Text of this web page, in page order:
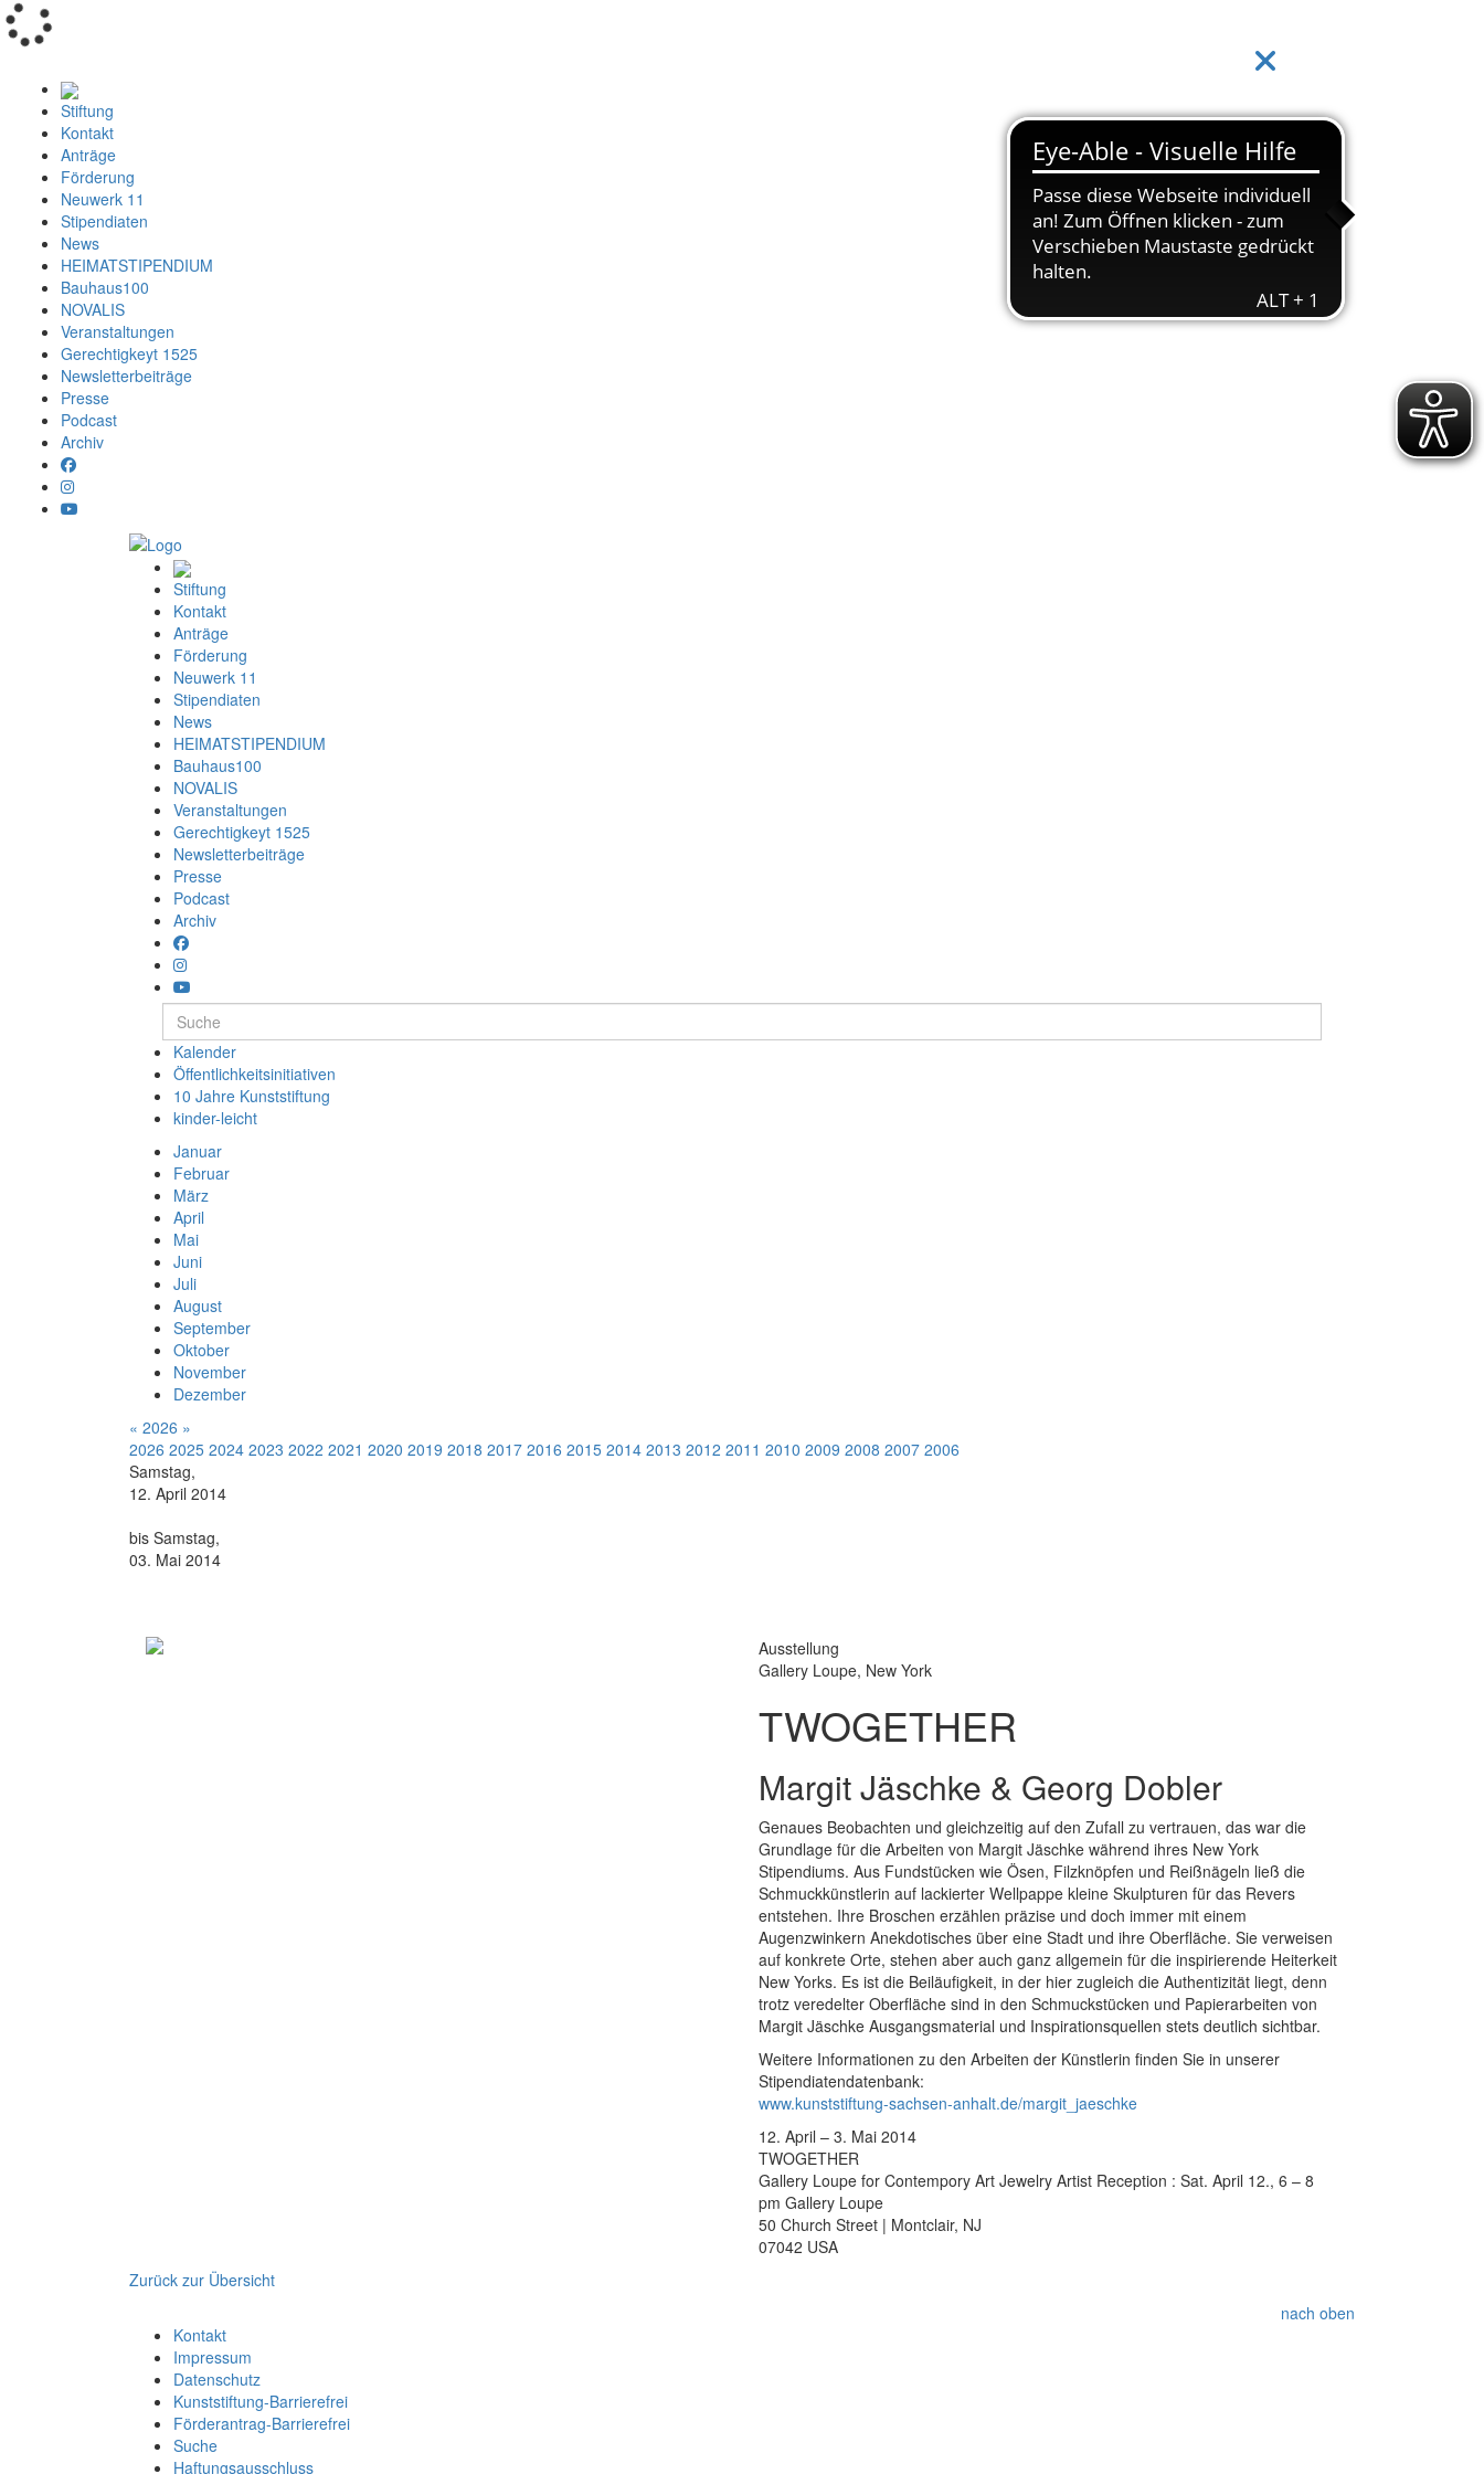
Stiftung
Kontakt
Anträge
Förderung
Neuwerk 11
Stipendiaten
News
HEIMATSTIPENDIUM
Bauhaus100
NOVALIS
Veranstaltungen
Gerechtigkeyt 1525
Newsletterbeiträge
Presse
Podcast
Archiv
Stiftung
Kontakt
Anträge
Förderung
Neuwerk 11
Stipendiaten
News
HEIMATSTIPENDIUM
Bauhaus100
NOVALIS
Veranstaltungen
Gerechtigkeyt 1525
Newsletterbeiträge
Presse
Podcast
Archiv
Kalender
Öffentlichkeitsinitiativen
10 Jahre Kunststiftung
kinder-leicht
Januar
Februar
März
April
Mai
Juni
Juli
August
September
Oktober
November
Dezember
« 2026 »
2026 2025 2024 2023 2022 2021 2020 2019 2018 2017 2016 2015 2014 2013 2012 2011 2010 2009 2008 2007 2006
Samstag,
12. April 2014
bis Samstag,
03. Mai 2014
Ausstellung
Gallery Loupe, New York
TWOGETHER
Margit Jäschke & Georg Dobler
Genaues Beobachten und gleichzeitig auf den Zufall zu vertrauen, das war die
Grundlage für die Arbeiten von Margit Jäschke während ihres New York
Stipendiums. Aus Fundstücken wie Ösen, Filzknöpfen und Reißnägeln ließ die
Schmuckkünstlerin auf lackierter Wellpappe kleine Skulpturen für das Revers
entstehen. Ihre Broschen erzählen präzise und doch immer mit einem
Augenzwinkern Anekdotisches über eine Stadt und ihre Oberfläche. Sie verweisen
auf konkrete Orte, stehen aber auch ganz allgemein für die inspirierende Heiterkeit
New Yorks. Es ist die Beiläufigkeit, in der hier zugleich die Authentizität liegt, denn
trotz veredelter Oberfläche sind in den Schmuckstücken und Papierarbeiten von
Margit Jäschke Ausgangsmaterial und Inspirationsquellen stets deutlich sichtbar.
Weitere Informationen zu den Arbeiten der Künstlerin finden Sie in unserer
Stipendiatendatenbank:
www.kunststiftung-sachsen-anhalt.de/margit_jaeschke
12. April – 3. Mai 2014
TWOGETHER
Gallery Loupe for Contempory Art Jewelry Artist Reception : Sat. April 12., 6 – 8
pm Gallery Loupe
50 Church Street | Montclair, NJ
07042 USA
Zurück zur Übersicht
nach oben
Kontakt
Impressum
Datenschutz
Kunststiftung-Barrierefrei
Förderantrag-Barrierefrei
Suche
Haftungsausschluss